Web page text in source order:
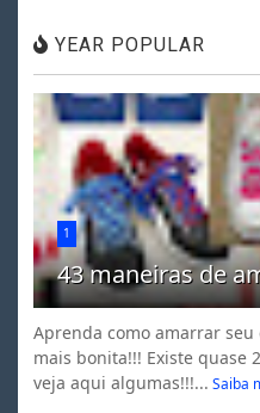
YEAR POPULAR
1
43 maneiras de
Aprenda como amarrar
mais bonita!!! Existe quase
veja aqui algumas!!!... Saiba